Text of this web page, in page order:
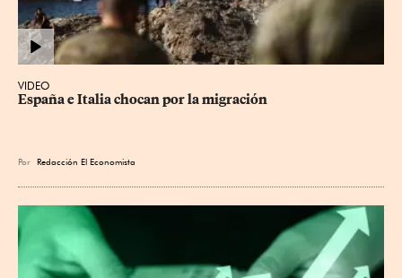
VIDEO
España e Italia chocan por la migración
Por Redacción El Economista